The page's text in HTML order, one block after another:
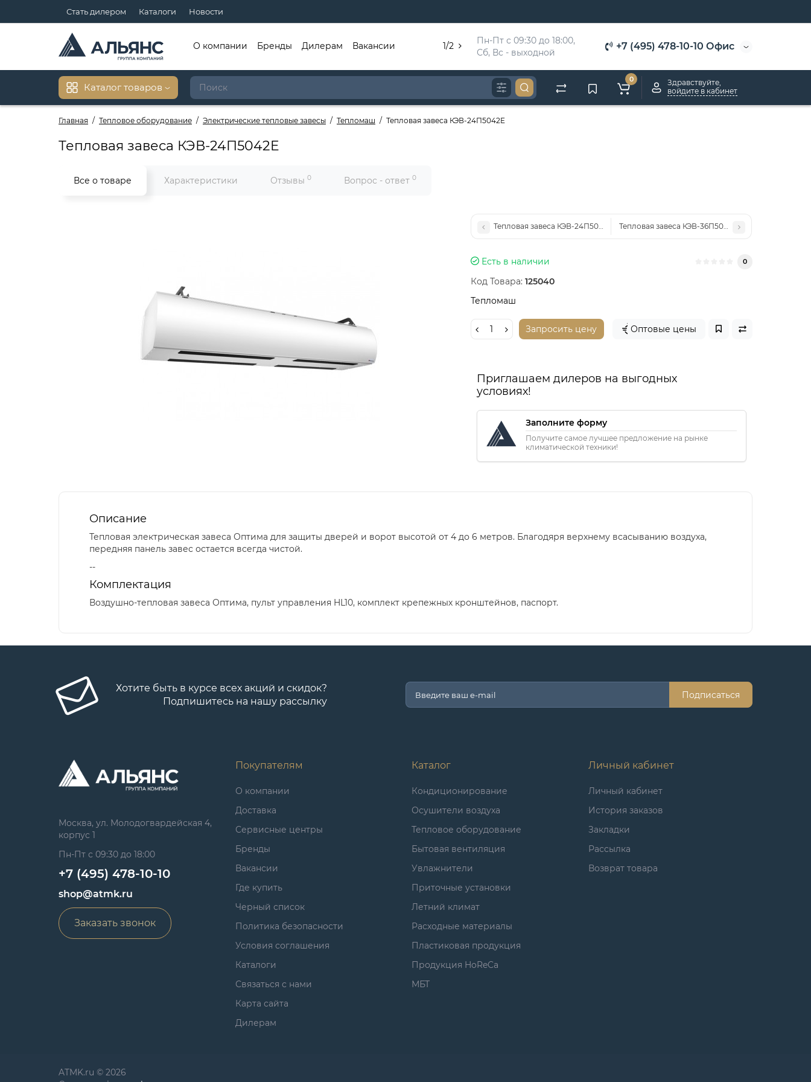
Стать дилером Каталоги Новости
Пн-Пт с 09:30 до 18:00,
Сб, Вс - выходной
+7 (495) 478-10-10 Офис
1/2
О компании Бренды Дилерам Вакансии
Каталог товаров
0
Здравствуйте,
войдите в кабинет
Главная Тепловое оборудование Электрические тепловые завесы Тепломаш Тепловая завеса КЭВ-24П5042E
Тепловая завеса КЭВ-24П5042E
Все о товаре Характеристики Отзывы 0 Вопрос - ответ 0
Тепловая завеса КЭВ-24П5032E Тепловая завеса КЭВ-36П5041E
Есть в наличии 0
Код Товара: 125040
Тепломаш
Запросить цену Оптовые цены
Приглашаем дилеров на выгодных
условиях!
Заполните форму
Получите самое лучшее предложение на рынке
климатической техники!
Описание
Тепловая электрическая завеса Оптима для защиты дверей и ворот высотой от 4 до 6 метров. Благодяря верхнему всасыванию воздуха,
передняя панель завес остается всегда чистой.
--
Комплектация
Воздушно-тепловая завеса Оптима, пульт управления HL10, комплект крепежных кронштейнов, паспорт.
Хотите быть в курсе всех акций и скидок?
Подпишитесь на нашу рассылку
Подписаться
Москва, ул. Молодогвардейская 4,
корпус 1
Пн-Пт с 09:30 до 18:00
+7 (495) 478-10-10
shop@atmk.ru
Заказать звонок
Покупателям
О компании
Доставка
Сервисные центры
Бренды
Вакансии
Где купить
Черный список
Политика безопасности
Условия соглашения
Каталоги
Связаться с нами
Карта сайта
Дилерам
Каталог
Кондиционирование
Осушители воздуха
Тепловое оборудование
Бытовая вентиляция
Увлажнители
Приточные установки
Летний климат
Расходные материалы
Пластиковая продукция
Продукция HoReCa
МБТ
Личный кабинет
Личный кабинет
История заказов
Закладки
Рассылка
Возврат товара
ATMK.ru © 2026